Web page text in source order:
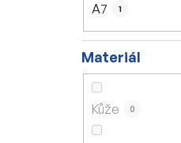
A7 1
Materiál
Kůže 0